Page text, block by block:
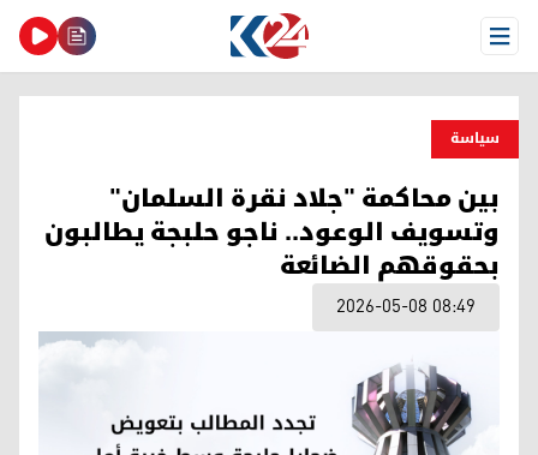
Open Menu
سیاسة
بين محاكمة "جلاد نقرة السلمان"
وتسويف الوعود.. ناجو حلبجة يطالبون
بحقوقهم الضائعة
2026-05-08 08:49